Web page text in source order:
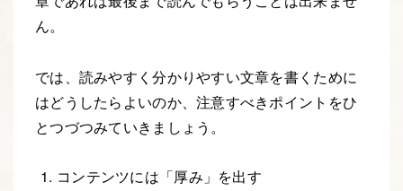
ん。
では、読みやすく分かりやすい文章を書くために
はどうしたらよいのか、注意すべきポイントをひ
とつづつみていきましょう。
コンテンツには「厚み」を出す